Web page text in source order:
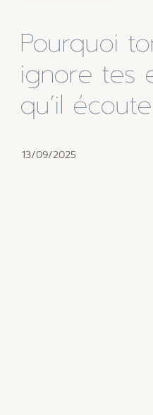
Pourquoi
ignore tes
qu’il
13/09/2025